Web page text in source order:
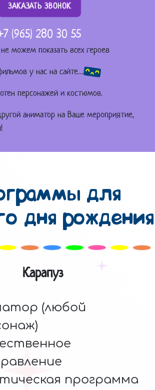
ЗАКАЗАТЬ ЗВОНОК
(965) 280 30 55
можем показать всех героев
у нас на сайте…
персонажей и костюмов.
аниматор на Ваше мероприятие,
для
дня рождения
Карапуз
(любой
программа